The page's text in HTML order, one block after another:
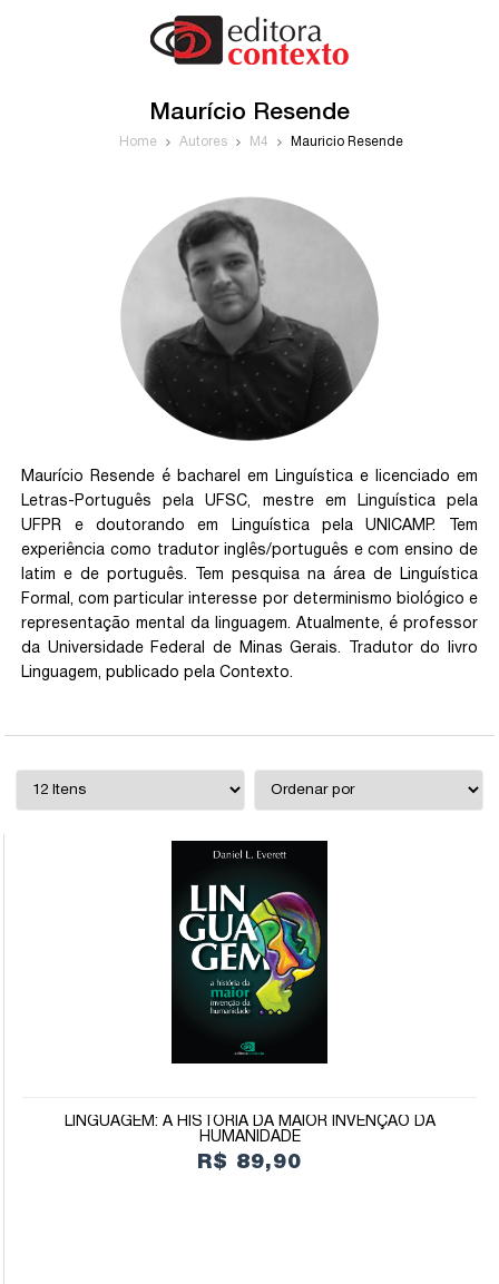
Maurício Resende
Home Autores M4 Maurício Resende
Maurício Resende é bacharel em Linguística e licenciado em
Letras-Português pela UFSC, mestre em Linguística pela
UFPR e doutorando em Linguística pela UNICAMP. Tem
experiência como tradutor inglês/português e com ensino de
latim e de português. Tem pesquisa na área de Linguística
Formal, com particular interesse por determinismo biológico e
representação mental da linguagem. Atualmente, é professor
da Universidade Federal de Minas Gerais. Tradutor do livro
Linguagem, publicado pela Contexto.
LINGUAGEM: A HISTÓRIA DA MAIOR INVENÇÃO DA
HUMANIDADE
R$ 89,90